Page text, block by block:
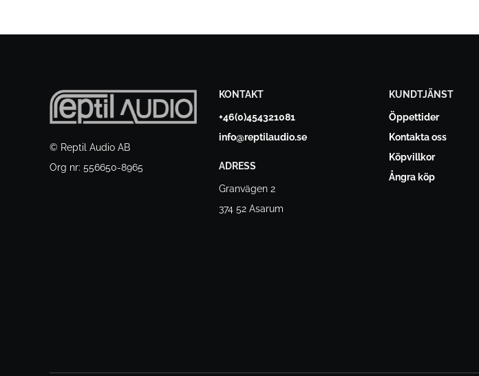
© Reptil Audio AB
Org nr: 556650-8965
KONTAKT
+46(0)454321081
info@reptilaudio.se
ADRESS
Granvägen 2
374 52 Asarum
KUNDTJÄNST
Öppettider
Kontakta oss
Köpvillkor
Ångra köp